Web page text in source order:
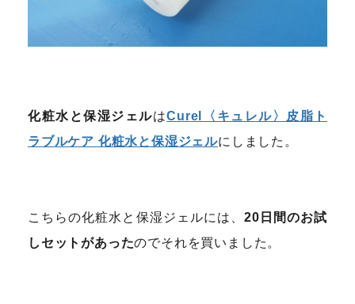
化粧水と保湿ジェルはCurel〈キュレル〉皮脂ト
ラブルケア 化粧水と保湿ジェルにしました。
こちらの化粧水と保湿ジェルには、20日間のお試
しセットがあったのでそれを買いました。